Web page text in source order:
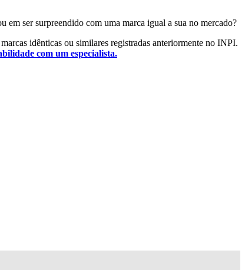
em ser surpreendido com uma marca igual a sua no mercado?
idênticas ou similares registradas anteriormente no INPI.
com um especialista.